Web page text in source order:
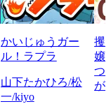
かいじゅうガー
ル！ラプラ
山下たかひろ/松
一/kiyo
攫
嬢
つ
が